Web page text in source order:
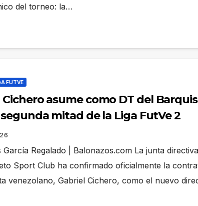
del torneo: la…
FUTVE
Cichero asume como DT del
mitad de la Liga FutVe 2
García Regalado | Balonazos.com La junta
Sport Club ha confirmado oficialmente la
venezolano, Gabriel Cichero, como el nuevo